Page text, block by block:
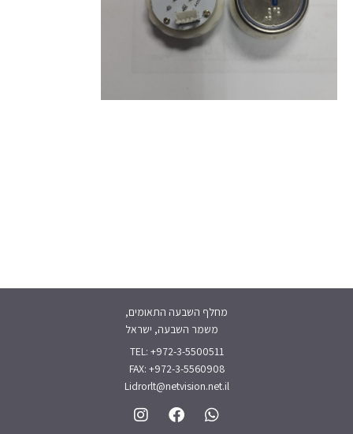
מחלף השבעה התאומים,
משמר השבעה, ישראל
TEL: +972-3-5500511
FAX: +972-3-5560908
Lidrorlt@netvision.net.il
W
h
F
a
I
n